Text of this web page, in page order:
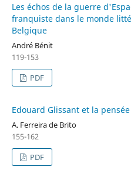
Les échos de la guerre
franquiste dans le monde
Belgique
André Bénit
119-153
PDF
Edouard Glissant et la
A. Ferreira de Brito
155-162
PDF